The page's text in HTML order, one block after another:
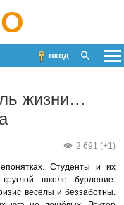
вход
жизни…
2 691 (+1)
Студенты и их
школе бурление.
веселы и беззаботны.